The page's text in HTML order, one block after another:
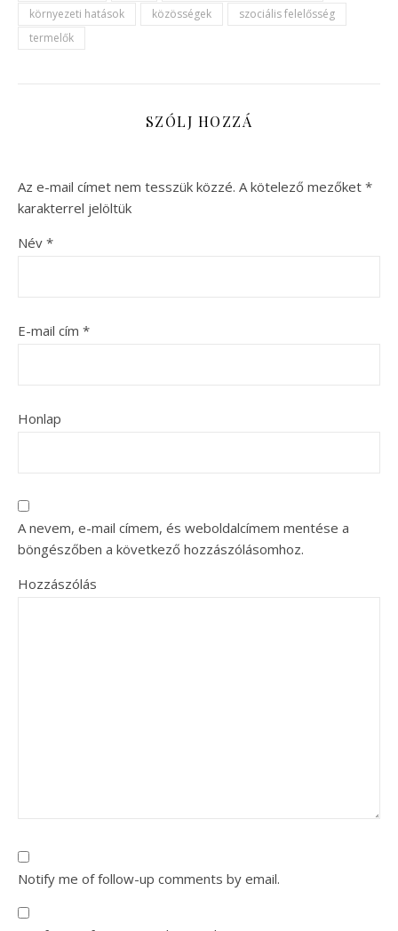
környezeti hatások
közösségek
szociális felelősség
termelők
SZÓLJ HOZZÁ
Az e-mail címet nem tesszük közzé. A kötelező mezőket *
karakterrel jelöltük
Név *
E-mail cím *
Honlap
A nevem, e-mail címem, és weboldalcímem mentése a
böngészőben a következő hozzászólásomhoz.
Hozzászólás
Notify me of follow-up comments by email.